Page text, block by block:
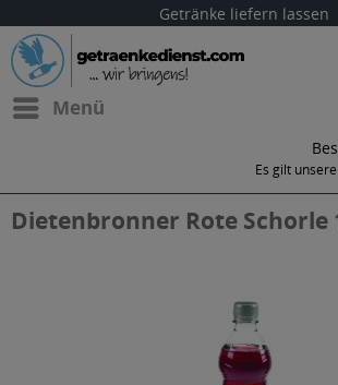
Getränke liefern lassen
Menü
Es gilt unsere
Dietenbronner Rote Schorle